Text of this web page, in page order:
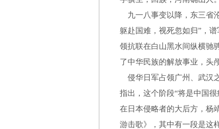
九一八事变以降，东三省
躯赴国难，视死忽如归”，
领抗联在白山黑水间纵横驰
了中华民族的解放事业，头
侵华日军占领广州、武汉
指出，这个阶段“将是中国
在日本侵略者的大后方，杨
游击歌》，其中有一段是这